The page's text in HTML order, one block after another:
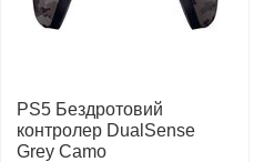
PS5 Бездротовий
контролер DualSense
Grey Camo